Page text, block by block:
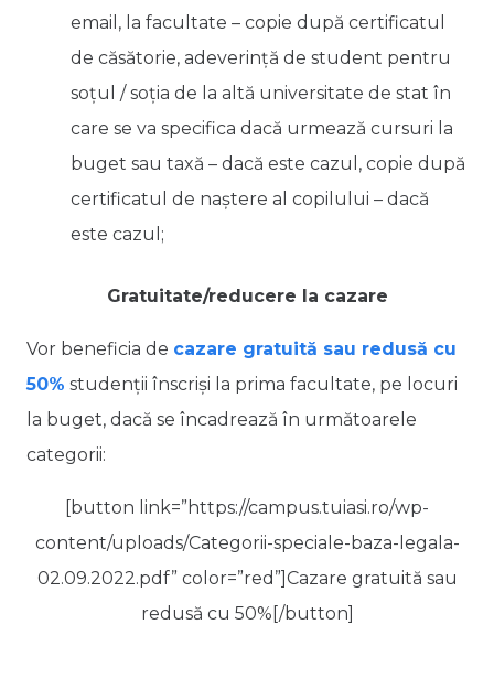
email, la facultate – copie după certificatul
de căsătorie, adeverinţă de student pentru
soţul / soţia de la altă universitate de stat în
care se va specifica dacă urmează cursuri la
buget sau taxă – dacă este cazul, copie după
certificatul de naştere al copilului – dacă
este cazul;
Gratuitate/reducere la cazare
Vor beneficia de cazare gratuită sau redusă cu
50% studenții înscriși la prima facultate, pe locuri
la buget, dacă se încadrează în următoarele
categorii:
[button link=”https://campus.tuiasi.ro/wp-
content/uploads/Categorii-speciale-baza-legala-
02.09.2022.pdf” color=”red”]Cazare gratuită sau
redusă cu 50%[/button]